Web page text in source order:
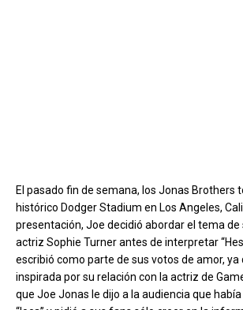
El pasado fin de semana, los Jonas Brothers
histórico Dodger Stadium en Los Angeles,
presentación, Joe decidió abordar el tema de
actriz Sophie Turner antes de interpretar
escribió como parte de sus votos de amor, ya
inspirada por su relación con la actriz de
que Joe Jonas le dijo a la audiencia que